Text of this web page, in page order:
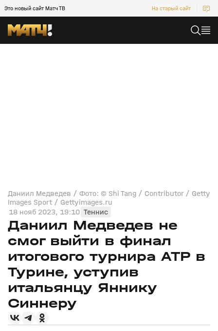
Это новый сайт Матч ТВ На старый сайт
Даниил Медведев / Фото: © Shi Tang / Contributor / Getty
Images Sport / Gettyimages.ru
18 нояб 2023, 19:10 Теннис
Даниил Медведев не
смог выйти в финал
итогового турнира ATP в
Турине, уступив
итальянцу Яннику
Синнеру